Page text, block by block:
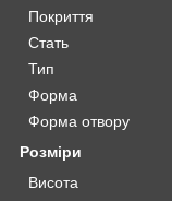
Покриття
Стать
Тип
Форма
Форма отвору
Розміри
Висота